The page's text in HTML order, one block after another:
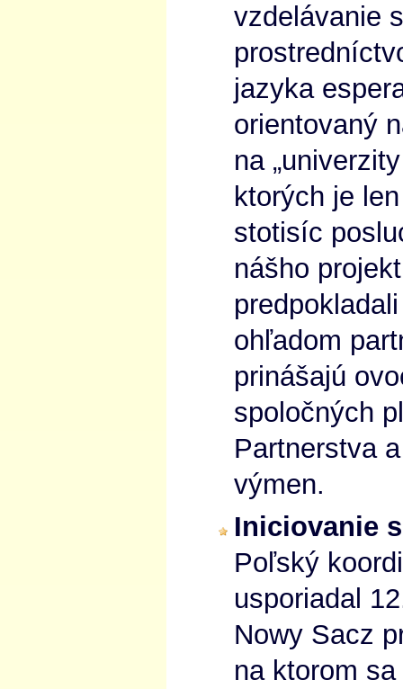
vzdelávanie
jazyka
orientovaný
na
ktorých je
stotisíc
nášho
ohľadom
prinášajú
spoločných
Partnerstva
výmen.
Iniciovanie
Poľský
usporiadal
Nowy Sacz
na ktorom